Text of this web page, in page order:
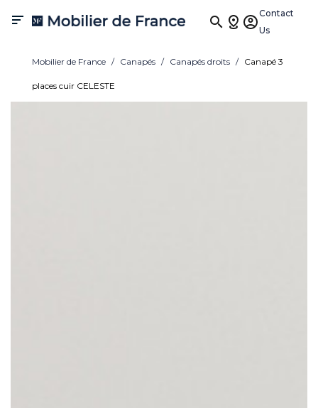

Contact
Us
Mobilier de France Canapés Canapés droits Canapé 3
places cuir CELESTE